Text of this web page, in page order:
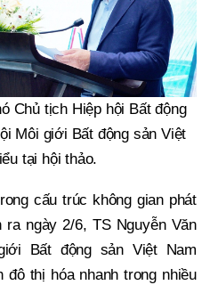
Chủ tịch Hiệp hội Bất động
Môi giới Bất động sản Việt
tại hội thảo.
cấu trúc không gian phát
ngày 2/6, TS Nguyễn Văn
Bất động sản Việt Nam
đô thị hóa nhanh trong nhiều